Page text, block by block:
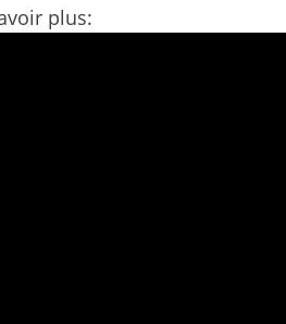
plus: